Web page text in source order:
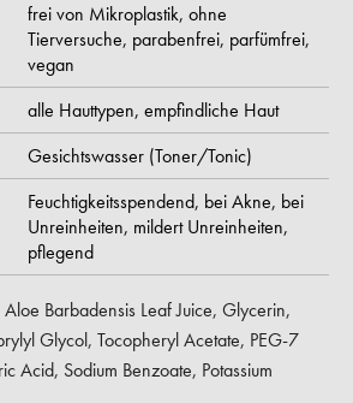
frei von Mikroplastik, ohne
Tierversuche, parabenfrei, parfümfrei,
vegan
alle Hauttypen, empfindliche Haut
Gesichtswasser (Toner/Tonic)
Feuchtigkeitsspendend, bei Akne, bei
Unreinheiten, mildert Unreinheiten,
pflegend
Barbadensis Leaf Juice, Glycerin,
Glycol, Tocopheryl Acetate, PEG-7
Acid, Sodium Benzoate, Potassium